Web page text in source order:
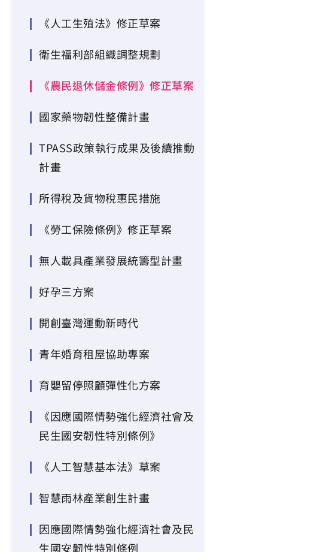
《人工生殖法》修正草案
衛生福利部組織調整規劃
《農民退休儲金條例》修正草案
國家藥物韌性整備計畫
TPASS政策執行成果及後續推動
計畫
所得稅及貨物稅惠民措施
《勞工保險條例》修正草案
無人載具產業發展統籌型計畫
好孕三方案
開創臺灣運動新時代
青年婚育租屋協助專案
育嬰留停照顧彈性化方案
《因應國際情勢強化經濟社會及
民生國安韌性特別條例》
《人工智慧基本法》草案
智慧雨林產業創生計畫
因應國際情勢強化經濟社會及民
生國安韌性特別條例